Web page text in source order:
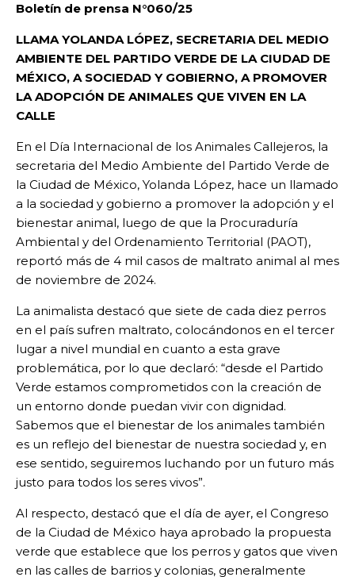
Boletín de prensa N°060/25
LLAMA YOLANDA LÓPEZ, SECRETARIA DEL MEDIO
AMBIENTE DEL PARTIDO VERDE DE LA CIUDAD DE
MÉXICO, A SOCIEDAD Y GOBIERNO, A PROMOVER
LA ADOPCIÓN DE ANIMALES QUE VIVEN EN LA
CALLE
En el Día Internacional de los Animales Callejeros, la
secretaria del Medio Ambiente del Partido Verde de
la Ciudad de México, Yolanda López, hace un llamado
a la sociedad y gobierno a promover la adopción y el
bienestar animal, luego de que la Procuraduría
Ambiental y del Ordenamiento Territorial (PAOT),
reportó más de 4 mil casos de maltrato animal al mes
de noviembre de 2024.
La animalista destacó que siete de cada diez perros
en el país sufren maltrato, colocándonos en el tercer
lugar a nivel mundial en cuanto a esta grave
problemática, por lo que declaró: “desde el Partido
Verde estamos comprometidos con la creación de
un entorno donde puedan vivir con dignidad.
Sabemos que el bienestar de los animales también
es un reflejo del bienestar de nuestra sociedad y, en
ese sentido, seguiremos luchando por un futuro más
justo para todos los seres vivos”.
Al respecto, destacó que el día de ayer, el Congreso
de la Ciudad de México haya aprobado la propuesta
verde que establece que los perros y gatos que viven
en las calles de barrios y colonias, generalmente